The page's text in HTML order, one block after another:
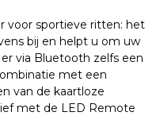
voor sportieve ritten: het
bij en helpt u om uw
via Bluetooth zelfs een
met een
van de kaartloze
met de LED Remote